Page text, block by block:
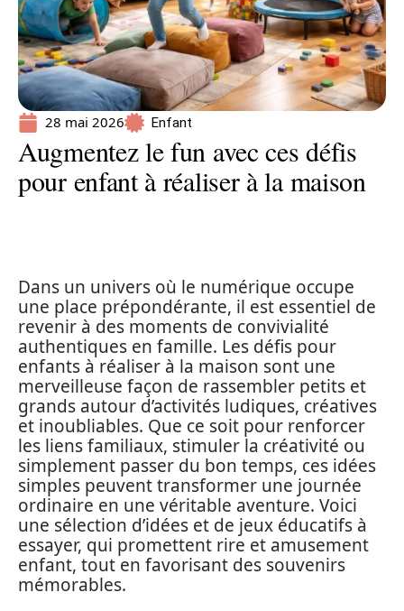
28 mai 2026 Enfant
Augmentez le fun avec ces défis
pour enfant à réaliser à la maison
Dans un univers où le numérique occupe
une place prépondérante, il est essentiel de
revenir à des moments de convivialité
authentiques en famille. Les défis pour
enfants à réaliser à la maison sont une
merveilleuse façon de rassembler petits et
grands autour d’activités ludiques, créatives
et inoubliables. Que ce soit pour renforcer
les liens familiaux, stimuler la créativité ou
simplement passer du bon temps, ces idées
simples peuvent transformer une journée
ordinaire en une véritable aventure. Voici
une sélection d’idées et de jeux éducatifs à
essayer, qui promettent rire et amusement
enfant, tout en favorisant des souvenirs
mémorables.